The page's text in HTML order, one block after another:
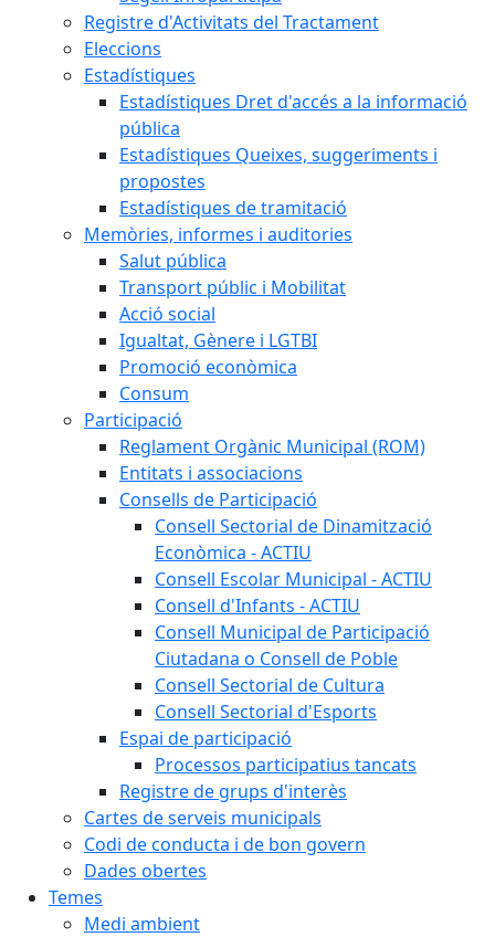
Registre d'Activitats del Tractament
Eleccions
Estadístiques
Estadístiques Dret d'accés a la informació
pública
Estadístiques Queixes, suggeriments i
propostes
Estadístiques de tramitació
Memòries, informes i auditories
Salut pública
Transport públic i Mobilitat
Acció social
Igualtat, Gènere i LGTBI
Promoció econòmica
Consum
Participació
Reglament Orgànic Municipal (ROM)
Entitats i associacions
Consells de Participació
Consell Sectorial de Dinamització
Econòmica - ACTIU
Consell Escolar Municipal - ACTIU
Consell d'Infants - ACTIU
Consell Municipal de Participació
Ciutadana o Consell de Poble
Consell Sectorial de Cultura
Consell Sectorial d'Esports
Espai de participació
Processos participatius tancats
Registre de grups d'interès
Cartes de serveis municipals
Codi de conducta i de bon govern
Dades obertes
Temes
Medi ambient